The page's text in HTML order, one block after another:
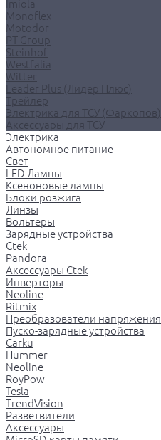
Imiola
Monoflex
Motodor
PT Group
Steinhof
Westfalia
Witter
Leader Plus (Лидер Плюс)
Трейлер
Электрика для ТСУ (Фаркопов)
Аксессуары для ТСУ
Электрика
Автономное питание
Свет
LED Лампы
Ксеноновые лампы
Блоки розжига
Линзы
Вольтеры
Зарядные устройства
Ctek
Pandora
Аксессуары Ctek
Инверторы
Neoline
Ritmix
Преобразователи напряжения
Пуско-зарядные устройства
Carku
Hummer
Neoline
RoyPow
Tesla
TrendVision
Разветвители
Аксессуары